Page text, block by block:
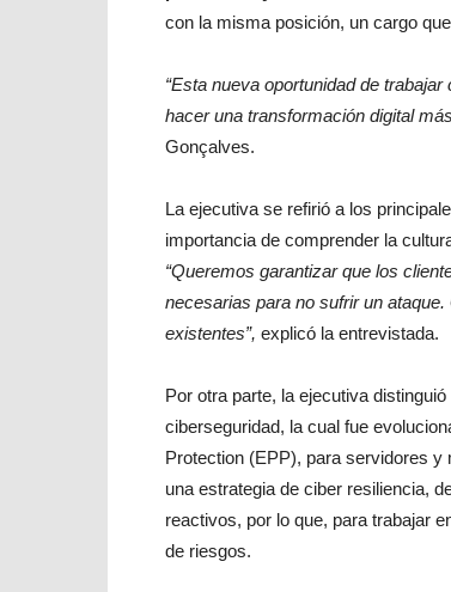
con la misma posición, un cargo
“Esta nueva oportunidad de
hacer una transformación digital
Gonçalves.
La ejecutiva se refirió a los
importancia de comprender la
“Queremos garantizar que los
necesarias para no sufrir un
existentes”, explicó la entrevistada.
Por otra parte, la ejecutiva
ciberseguridad, la cual fue
Protection (EPP), para servidores y
una estrategia de ciber resiliencia,
reactivos, por lo que, para trabajar
de riesgos.